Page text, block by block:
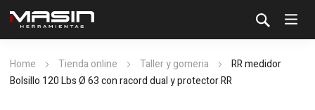
Home Tienda online Taller y gomeria
RR medidor
Bolsillo 120 Lbs Ø 63 con racord dual y protector RR